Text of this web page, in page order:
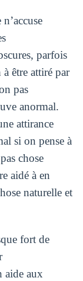
parfois
être attiré par
pas
anormal.
attirance
si on pense à
chose
aidé à en
naturelle et
fort de
aide aux